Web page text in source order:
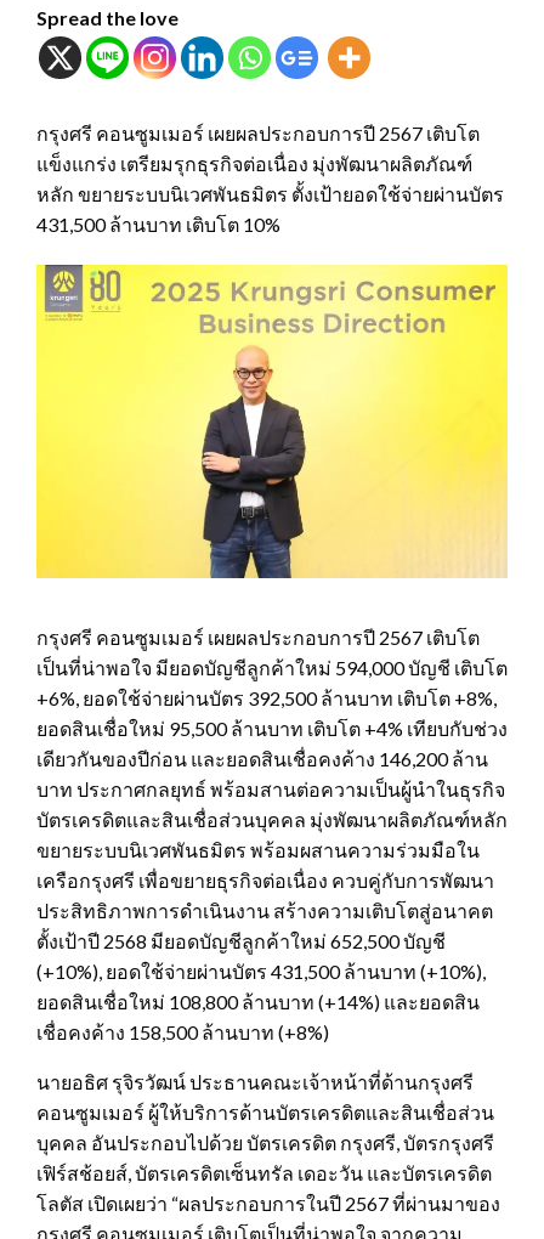
Spread the love
กรุงศรี คอนซูมเมอร์ เผยผลประกอบการปี 2567 เติบโต
แข็งแกร่ง เตรียมรุกธุรกิจต่อเนื่อง มุ่งพัฒนาผลิตภัณฑ์
หลัก ขยายระบบนิเวศพันธมิตร ตั้งเป้ายอดใช้จ่ายผ่านบัตร
431,500 ล้านบาท เติบโต 10%
กรุงศรี คอนซูมเมอร์ เผยผลประกอบการปี 2567 เติบโต
เป็นที่น่าพอใจ มียอดบัญชีลูกค้าใหม่ 594,000 บัญชี เติบโต
+6%, ยอดใช้จ่ายผ่านบัตร 392,500 ล้านบาท เติบโต +8%,
ยอดสินเชื่อใหม่ 95,500 ล้านบาท เติบโต +4% เทียบกับช่วง
เดียวกันของปีก่อน และยอดสินเชื่อคงค้าง 146,200 ล้าน
บาท ประกาศกลยุทธ์ พร้อมสานต่อความเป็นผู้นำในธุรกิจ
บัตรเครดิตและสินเชื่อส่วนบุคคล มุ่งพัฒนาผลิตภัณฑ์หลัก
ขยายระบบนิเวศพันธมิตร พร้อมผสานความร่วมมือใน
เครือกรุงศรี เพื่อขยายธุรกิจต่อเนื่อง ควบคู่กับการพัฒนา
ประสิทธิภาพการดำเนินงาน สร้างความเติบโตสู่อนาคต
ตั้งเป้าปี 2568 มียอดบัญชีลูกค้าใหม่ 652,500 บัญชี
(+10%), ยอดใช้จ่ายผ่านบัตร 431,500 ล้านบาท (+10%),
ยอดสินเชื่อใหม่ 108,800 ล้านบาท (+14%) และยอดสิน
เชื่อคงค้าง 158,500 ล้านบาท (+8%)
นายอธิศ รุจิรวัฒน์ ประธานคณะเจ้าหน้าที่ด้านกรุงศรี
คอนซูมเมอร์ ผู้ให้บริการด้านบัตรเครดิตและสินเชื่อส่วน
บุคคล อันประกอบไปด้วย บัตรเครดิต กรุงศรี, บัตรกรุงศรี
เฟิร์สช้อยส์, บัตรเครดิตเซ็นทรัล เดอะวัน และบัตรเครดิต
โลตัส เปิดเผยว่า “ผลประกอบการในปี 2567 ที่ผ่านมาของ
กรุงศรี คอนซูมเมอร์ เติบโตเป็นที่น่าพอใจ จากความ